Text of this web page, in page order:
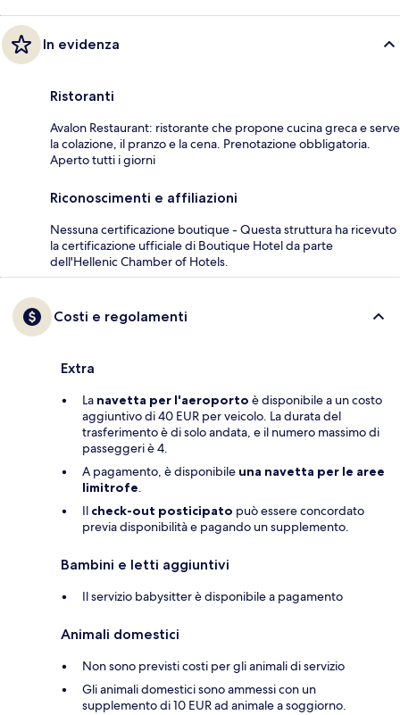
In evidenza
Ristoranti
Avalon Restaurant: ristorante che propone cucina greca e serve
la colazione, il pranzo e la cena. Prenotazione obbligatoria.
Aperto tutti i giorni
Riconoscimenti e affiliazioni
Nessuna certificazione boutique - Questa struttura ha ricevuto
la certificazione ufficiale di Boutique Hotel da parte
dell'Hellenic Chamber of Hotels.
Costi e regolamenti
Extra
La navetta per l'aeroporto è disponibile a un costo
aggiuntivo di 40 EUR per veicolo. La durata del
trasferimento è di solo andata, e il numero massimo di
passeggeri è 4.
A pagamento, è disponibile una navetta per le aree
limitrofe.
Il check-out posticipato può essere concordato
previa disponibilità e pagando un supplemento.
Bambini e letti aggiuntivi
Il servizio babysitter è disponibile a pagamento
Animali domestici
Non sono previsti costi per gli animali di servizio
Gli animali domestici sono ammessi con un
supplemento di 10 EUR ad animale a soggiorno.